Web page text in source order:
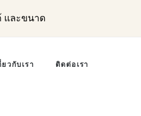
และขนาด
ยวกับเรา ติดต่อเรา